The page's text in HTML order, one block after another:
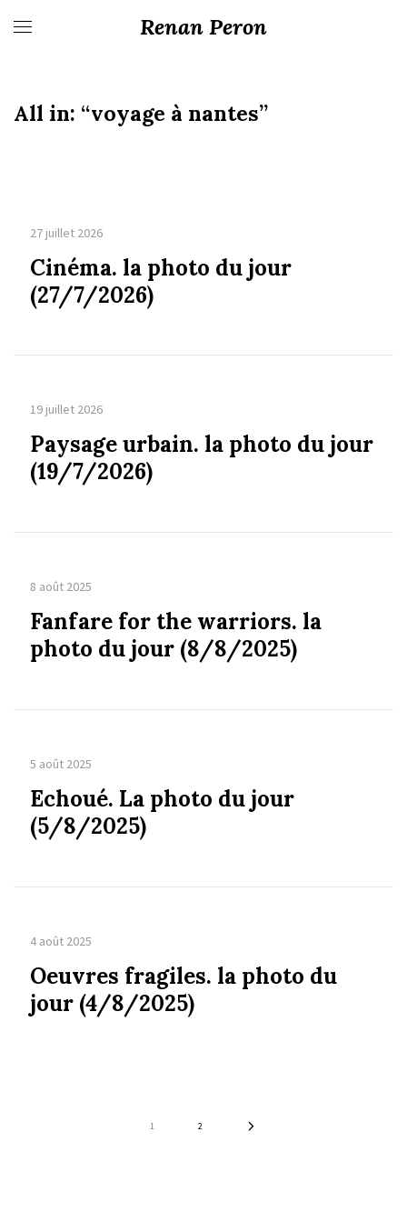
Renan Peron
All in: “voyage à nantes”
27 juillet 2026
Cinéma. la photo du jour
(27/7/2026)
19 juillet 2026
Paysage urbain. la photo du jour
(19/7/2026)
8 août 2025
Fanfare for the warriors. la
photo du jour (8/8/2025)
5 août 2025
Echoué. La photo du jour
(5/8/2025)
4 août 2025
Oeuvres fragiles. la photo du
jour (4/8/2025)
1 2